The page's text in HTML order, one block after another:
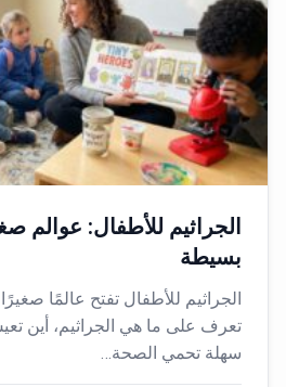
الجراثيم للأطفال: عوالم
بسيطة
الجراثيم للأطفال تفتح عالمًا
تعرف على ما هي الجراثيم، أين
سهلة تحمي الصحة…